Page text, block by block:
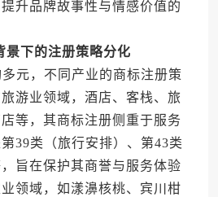
升品牌故事性与情感价值的
景下的注册策略分化
，不同产业的商标注册策
游业领域，酒店、客栈、旅
等，其商标注册侧重于服务
39类（旅行安排）、第43类
，旨在保护其商誉与服务体验
领域，如漾濞核桃、宾川柑